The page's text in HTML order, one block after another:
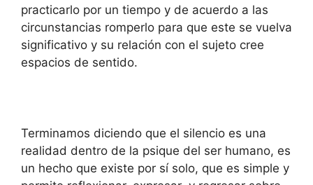
practicarlo por un tiempo y de acuerdo a las
circunstancias romperlo para que este se vuelva
significativo y su relación con el sujeto cree
espacios de sentido.
Terminamos diciendo que el silencio es una
realidad dentro de la psique del ser humano, es
un hecho que existe por sí solo, que es simple y